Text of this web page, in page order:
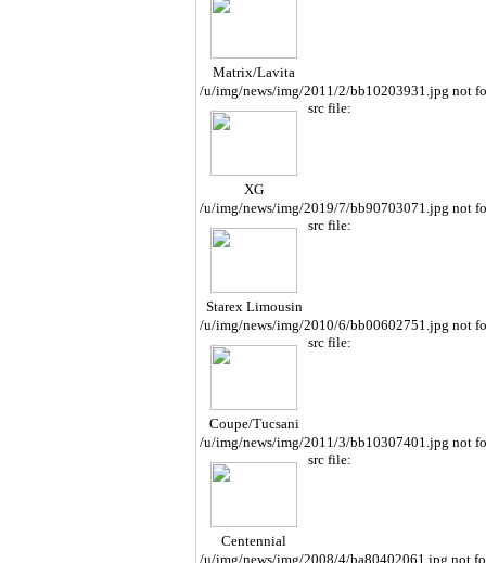
Matrix/Lavita
/u/img/news/img/2011/2/bb10203931.jpg not
XG
src file:
/u/img/news/img/2019/7/bb90703071.jpg not
Starex Limousin
e
src file:
/u/img/news/img/2010/6/bb00602751.jpg not
Coupe/Tucsani
src file:
/u/img/news/img/2011/3/bb10307401.jpg not
Centennial
src file:
/u/img/news/img/2008/4/ba80402061.jpg not